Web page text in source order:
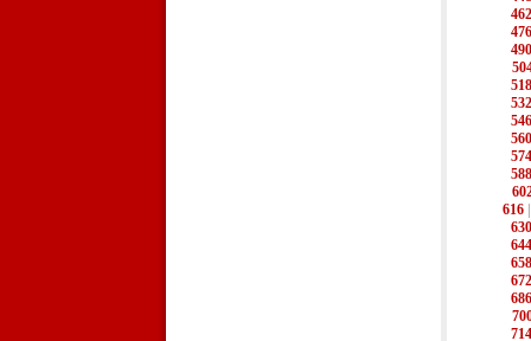
462
476
490
518
532
546
560
574
588
616
630
644
658
672
686
714